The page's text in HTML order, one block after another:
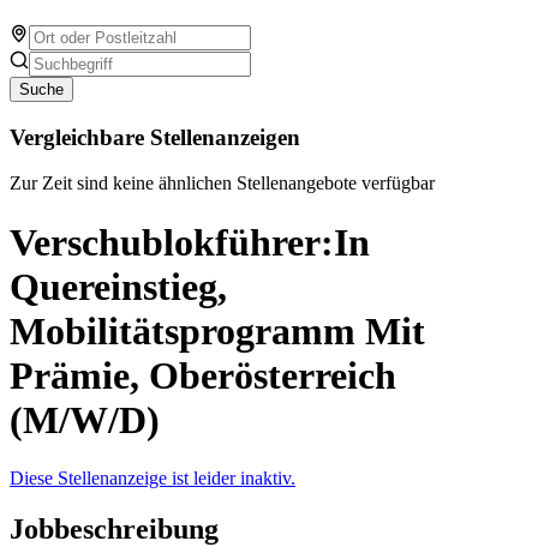
Suche
Vergleichbare Stellenanzeigen
Zur Zeit sind keine ähnlichen Stellenangebote verfügbar
Verschublokführer:In
Quereinstieg,
Mobilitätsprogramm Mit
Prämie, Oberösterreich
(M/W/D)
Diese Stellenanzeige ist leider inaktiv.
Jobbeschreibung